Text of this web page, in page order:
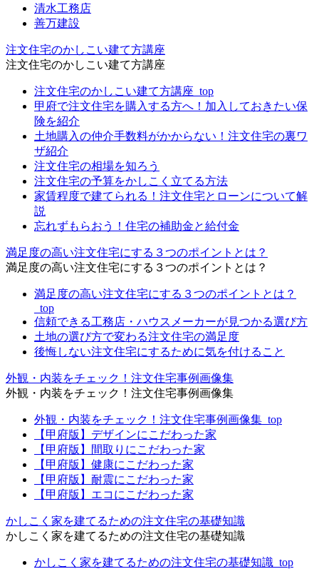
清水工務店
善万建設
注文住宅のかしこい建て方講座
注文住宅のかしこい建て方講座
注文住宅のかしこい建て方講座_top
甲府で注文住宅を購入する方へ！加入しておきたい保
険を紹介
土地購入の仲介手数料がかからない！注文住宅の裏ワ
ザ紹介
注文住宅の相場を知ろう
注文住宅の予算をかしこく立てる方法
家賃程度で建てられる！注文住宅とローンについて解
説
忘れずもらおう！住宅の補助金と給付金
満足度の高い注文住宅にする３つのポイントとは？
満足度の高い注文住宅にする３つのポイントとは？
満足度の高い注文住宅にする３つのポイントとは？
_top
信頼できる工務店・ハウスメーカーが見つかる選び方
土地の選び方で変わる注文住宅の満足度
後悔しない注文住宅にするために気を付けること
外観・内装をチェック！注文住宅事例画像集
外観・内装をチェック！注文住宅事例画像集
外観・内装をチェック！注文住宅事例画像集_top
【甲府版】デザインにこだわった家
【甲府版】間取りにこだわった家
【甲府版】健康にこだわった家
【甲府版】耐震にこだわった家
【甲府版】エコにこだわった家
かしこく家を建てるための注文住宅の基礎知識
かしこく家を建てるための注文住宅の基礎知識
かしこく家を建てるための注文住宅の基礎知識_top